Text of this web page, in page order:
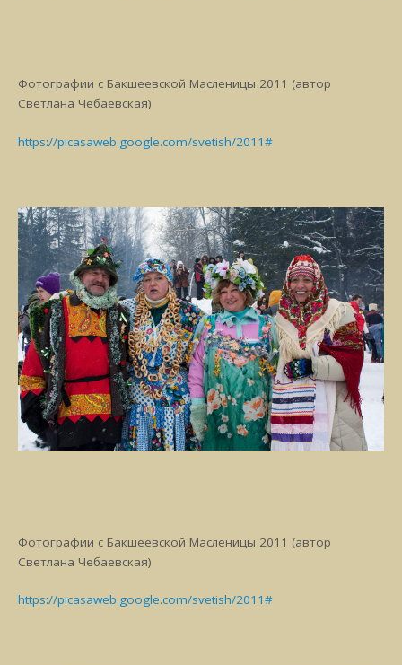
Фотографии с Бакшеевской Масленицы 2011 (автор
Светлана Чебаевская)
https://picasaweb.google.com/svetish/2011#
Фотографии с Бакшеевской Масленицы 2011 (автор
Светлана Чебаевская)
https://picasaweb.google.com/svetish/2011#